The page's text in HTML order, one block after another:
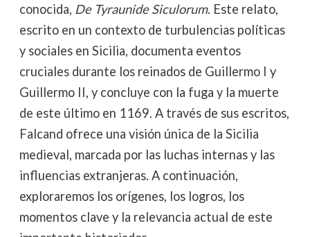
conocida, De Tyraunide Siculorum. Este relato,
escrito en un contexto de turbulencias políticas
y sociales en Sicilia, documenta eventos
cruciales durante los reinados de Guillermo I y
Guillermo II, y concluye con la fuga y la muerte
de este último en 1169. A través de sus escritos,
Falcand ofrece una visión única de la Sicilia
medieval, marcada por las luchas internas y las
influencias extranjeras. A continuación,
exploraremos los orígenes, los logros, los
momentos clave y la relevancia actual de este